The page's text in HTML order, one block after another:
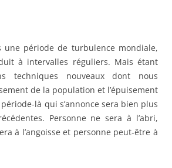
une période de turbulence mondiale,
à intervalles réguliers. Mais étant
techniques nouveaux dont nous
de la population et l’épuisement
là qui s’annonce sera bien plus
Personne ne sera à l’abri,
à l’angoisse et personne peut-être à